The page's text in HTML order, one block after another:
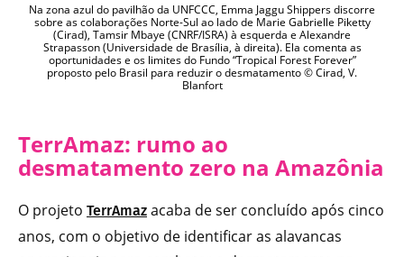
Na zona azul do pavilhão da UNFCCC, Emma Jaggu Shippers discorre
sobre as colaborações Norte-Sul ao lado de Marie Gabrielle Piketty
(Cirad), Tamsir Mbaye (CNRF/ISRA) à esquerda e Alexandre
Strapasson (Universidade de Brasília, à direita). Ela comenta as
oportunidades e os limites do Fundo “Tropical Forest Forever”
proposto pelo Brasil para reduzir o desmatamento © Cirad, V.
Blanfort
TerrAmaz: rumo ao
desmatamento zero na Amazônia
O projeto TerrAmaz acaba de ser concluído após cinco
anos, com o objetivo de identificar as alavancas